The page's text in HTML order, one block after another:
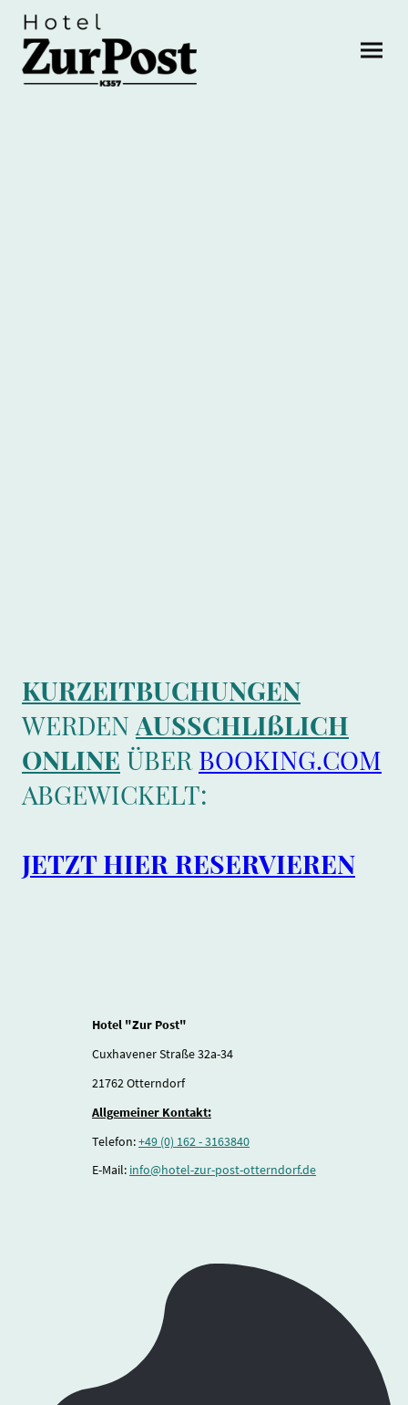
KURZEITBUCHUNGEN
WERDEN AUSSCHLIßLICH
ONLINE ÜBERBOOKING.COM
ABGEWICKELT:
JETZT HIER RESERVIEREN
Hotel "Zur Post"
Cuxhavener Straße 32a-34
21762 Otterndorf
Allgemeiner Kontakt:
Telefon:+49 (0) 162 - 3163840
E-Mail: info@hotel-zur-post-otterndorf.de